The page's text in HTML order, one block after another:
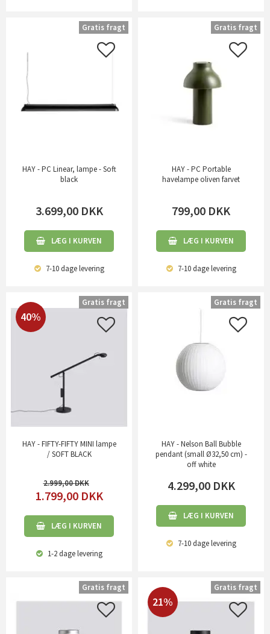
HAY - PC Linear, lampe - Soft
black
3.699,00 DKK
LÆG I KURVEN
7-10 dagelevering
Gratis fragt
HAY - PC Portable
havelampe oliven farvet
799,00 DKK
LÆG I KURVEN
7-10 dagelevering
Gratis fragt
40%
HAY - FIFTY-FIFTY MINI lampe
/ SOFT BLACK
2.999,00
1.799,00 DKK
LÆG I KURVEN
1-2 dagelevering
Gratis fragt
HAY - Nelson Ball Bubble
pendant (small Ø32,50 cm) -
off white
4.299,00 DKK
LÆG I KURVEN
7-10 dagelevering
Gratis fragt
Gratis fragt
21%
Gratis fragt